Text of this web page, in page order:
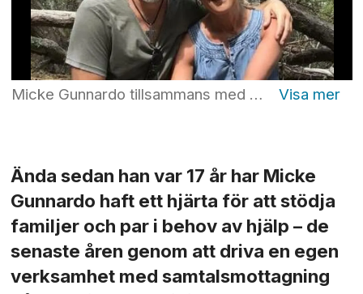
Micke Gunnardo tillsammans med sin fru Christin. Foto: Privat
Ända sedan han var 17 år har Micke
Gunnardo haft ett hjärta för att stödja
familjer och par i behov av hjälp – de
senaste åren genom att driva en egen
verksamhet med samtalsmottagning